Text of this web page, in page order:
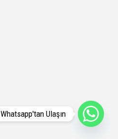
Whatsapp'tan Ulaşın